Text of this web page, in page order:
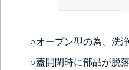
○オープン型の為、洗
○蓋開閉時に部品が脱